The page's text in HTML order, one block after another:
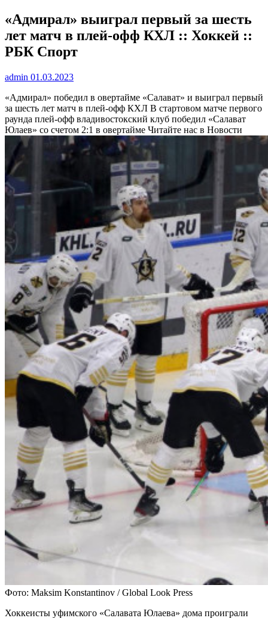
«Адмирал» выиграл первый за шесть
лет матч в плей-офф КХЛ :: Хоккей ::
РБК Спорт
admin 01.03.2023
«Адмирал» победил в овертайме «Салават» и выиграл первый
за шесть лет матч в плей-офф КХЛ В стартовом матче первого
раунда плей-офф владивостокский клуб победил «Салават
Юлаев» со счетом 2:1 в овертайме Читайте нас в Новости
Фото: Maksim Konstantinov / Global Look Press
Хоккеисты уфимского «Салавата Юлаева» дома проиграли